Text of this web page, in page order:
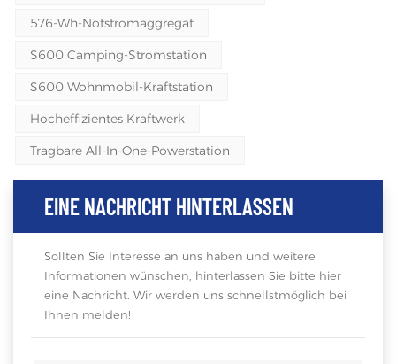
576-Wh-Notstromaggregat
S600 Camping-Stromstation
S600 Wohnmobil-Kraftstation
Hocheffizientes Kraftwerk
Tragbare All-In-One-Powerstation
EINE NACHRICHT HINTERLASSEN
Sollten Sie Interesse an uns haben und weitere
Informationen wünschen, hinterlassen Sie bitte hier
eine Nachricht. Wir werden uns schnellstmöglich bei
Ihnen melden!